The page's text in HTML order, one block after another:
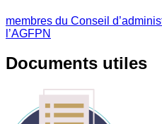
membres du Conseil
l’AGFPN
Documents utiles